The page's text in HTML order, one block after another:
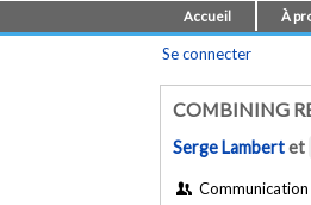
Accueil À
Se connecter
COMBINING
Serge Lambertet